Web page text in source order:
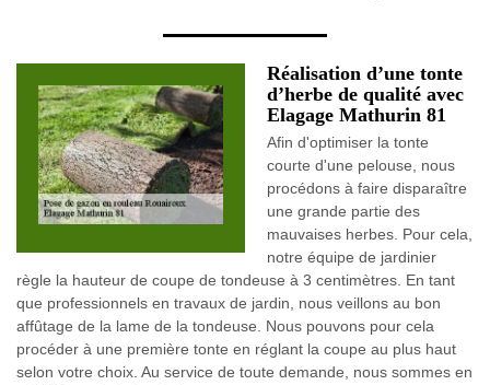
Réalisation d’une tonte
d’herbe de qualité avec
Elagage Mathurin 81
Afin d'optimiser la tonte
courte d'une pelouse, nous
procédons à faire disparaître
une grande partie des
mauvaises herbes. Pour cela,
notre équipe de jardinier
règle la hauteur de coupe de tondeuse à 3 centimètres. En tant
que professionnels en travaux de jardin, nous veillons au bon
affûtage de la lame de la tondeuse. Nous pouvons pour cela
procéder à une première tonte en réglant la coupe au plus haut
selon votre choix. Au service de toute demande, nous sommes en